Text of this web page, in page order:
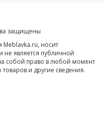
защищены
носит
не является публичной
собой право в любой момент
и другие сведения.